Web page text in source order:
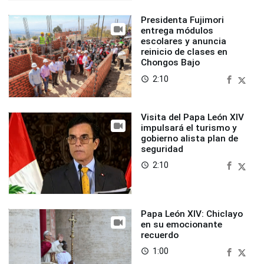
Presidenta Fujimori
entrega módulos
escolares y anuncia
reinicio de clases en
Chongos Bajo
access_time 2:10
Visita del Papa León XIV
impulsará el turismo y
gobierno alista plan de
seguridad
access_time 2:10
Papa León XIV: Chiclayo
en su emocionante
recuerdo
access_time 1:00